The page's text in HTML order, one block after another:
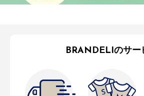
BRANDELIのサー